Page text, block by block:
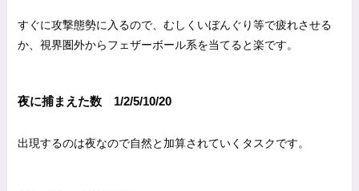
すぐに攻撃態勢に入るので、むしくいぼんぐり等で疲れさせる
か、視界圏外からフェザーボール系を当てると楽です。
夜に捕まえた数 1/2/5/10/20
出現するのは夜なので自然と加算されていくタスクです。